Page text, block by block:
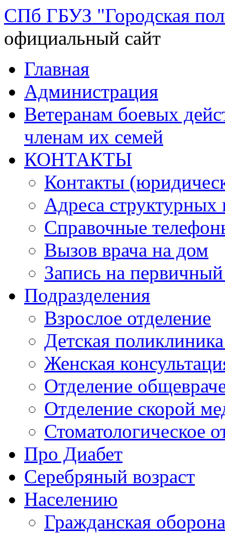
СПб ГБУЗ "Городская
официальный сайт
Перейти
содержимому
Главная
Администрация
Ветеранам боевых
членам их семей
КОНТАКТЫ
Контакты
Адреса структурных
Справочные
Вызов врача на дом
Запись на
Подразделения
Взрослое отделение
Детская
Женская
Отделение
Отделение скорой
Стоматологическое
Про Диабет
Серебряный возраст
Населению
Гражданская оборона